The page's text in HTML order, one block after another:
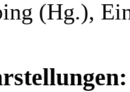
(Hg.),